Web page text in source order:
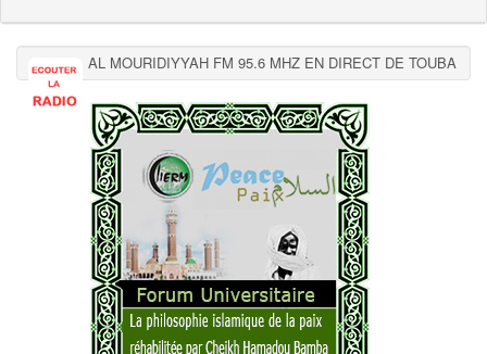
AL MOURIDIYYAH FM 95.6 MHZ EN DIRECT DE TOUBA